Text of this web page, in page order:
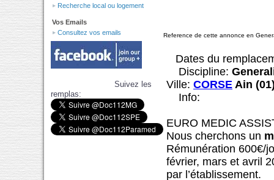
Recherche local ou logement
Vos Emails
Consultez vos emails
Suivez les
remplas:
Reference de cette annonce en
Dates du
Discipline:
Ville: CORSE Ain
Info:
EURO MEDIC
Nous cherchons un
Rémunération 600€/
février, mars et avril
par l’établissement.